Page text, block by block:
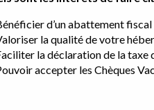
d’un abattement
la qualité de votre
la déclaration de la taxe
accepter les Chèques